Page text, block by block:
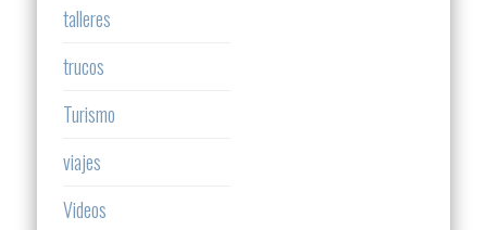
talleres
trucos
Turismo
viajes
Videos